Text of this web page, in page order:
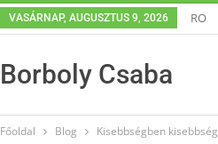
VASÁRNAP, AUGUSZTUS 9, 2026 RO
Borboly Csaba
Főoldal Blog Kisebbségben kisebbség